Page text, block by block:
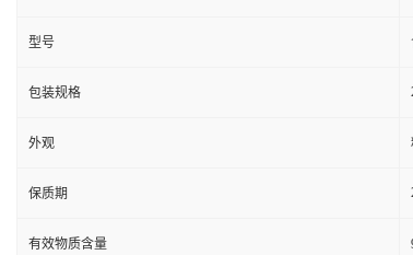
型号
包装规格
外观
保质期
有效物质含量